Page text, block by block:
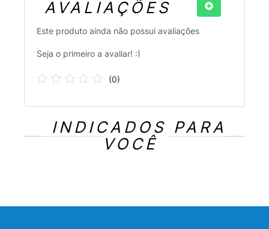
AVALIAÇÕES
Este produto ainda não possui avaliações
Seja o primeiro a avaliar! :)
(0)
INDICADOS PARA
VOCÊ